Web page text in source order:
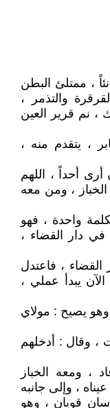
، ممتلئ البطن
والتذمر ،
نم قرير العين
، يتقدم منه ،
أرى أحداً ، اللهم
الخباز ، ومن معه
واحدة ، فهو
دار القضاء ،
، فاعتدل
يبدأ عملي ،
يصيح : مولاي
، وقال : أدخلهم
، ومعه الخباز
، وإلى جانبه
قويان ، وهو